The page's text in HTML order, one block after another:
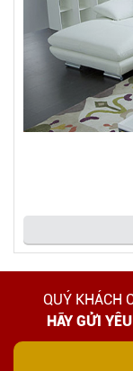
QUÝ KHÁCH
HÃY GỬI